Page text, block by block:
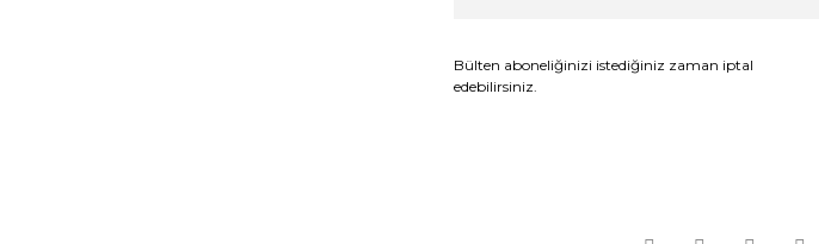
Bülten aboneliğinizi istediğiniz zaman iptal
edebilirsiniz.